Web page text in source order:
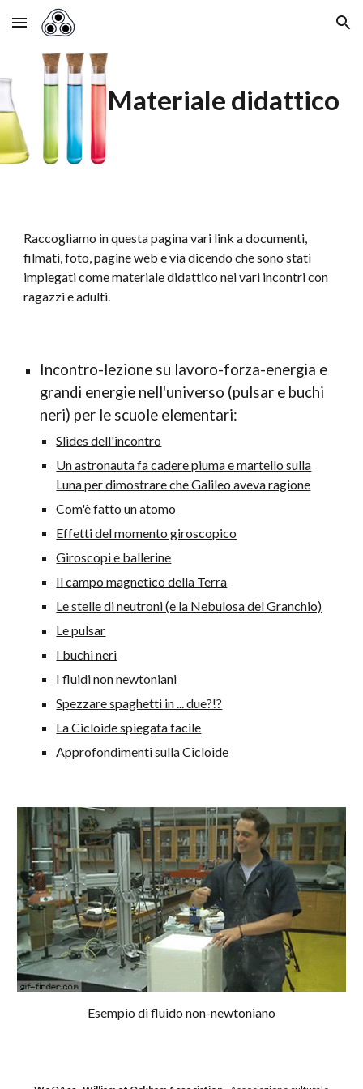
Skip to main content Skip to navigation
Materiale didattico
Raccogliamo in questa pagina vari link a documenti,
filmati, foto, pagine web e via dicendo che sono stati
impiegati come materiale didattico nei vari incontri con
ragazzi e adulti.
Incontro-lezione su lavoro-forza-energia e
grandi energie nell'universo (pulsar e buchi
neri) per le scuole elementari:
Slides dell'incontro
Un astronauta fa cadere piuma e martello sulla
Luna per dimostrare che Galileo aveva ragione
Com'è fatto un atomo
Effetti del momento giroscopico
Giroscopi e ballerine
Il campo magnetico della Terra
Le stelle di neutroni (e la Nebulosa del Granchio)
Le pulsar
I buchi neri
I fluidi non newtoniani
Spezzare spaghetti in ... due?!?
La Cicloide spiegata facile
Approfondimenti sulla Cicloide
Esempio di fluido non-newtoniano